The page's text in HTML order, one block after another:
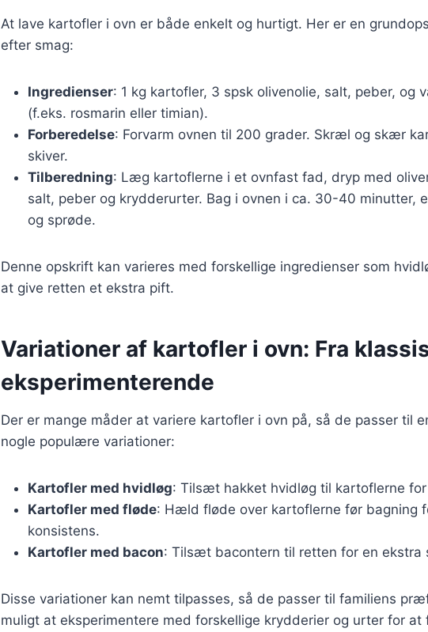
At lave kartofler i ovn er både enkelt og hurtigt. Her er en
efter smag:
Ingredienser: 1 kg kartofler, 3 spsk olivenolie, salt, peber, og
(f.eks. rosmarin eller timian).
Forberedelse: Forvarm ovnen til 200 grader. Skræl og skær
skiver.
Tilberedning: Læg kartoflerne i et ovnfast fad, dryp med
salt, peber og krydderurter. Bag i ovnen i ca. 30-40 minutter,
og sprøde.
Denne opskrift kan varieres med forskellige ingredienser som
at give retten et ekstra pift.
Variationer af kartofler i ovn: Fra
eksperimenterende
Der er mange måder at variere kartofler i ovn på, så de passer til
nogle populære variationer:
Kartofler med hvidløg: Tilsæt hakket hvidløg til kartoflerne
Kartofler med fløde: Hæld fløde over kartoflerne før bagning
konsistens.
Kartofler med bacon: Tilsæt bacontern til retten for en ekstra
Disse variationer kan nemt tilpasses, så de passer til familiens
muligt at eksperimentere med forskellige krydderier og urter for